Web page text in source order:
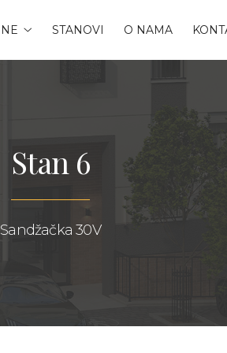
STANOVI O NAMA
Stan 6
Sandžačka 30V